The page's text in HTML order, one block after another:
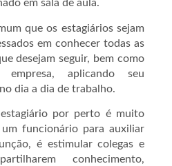
em sala de aula.
que os estagiários sejam
em conhecer todas as
desejam seguir, bem como
aplicando seu
dia a dia de trabalho.
por perto é muito
funcionário para auxiliar
é estimular colegas e
conhecimento,